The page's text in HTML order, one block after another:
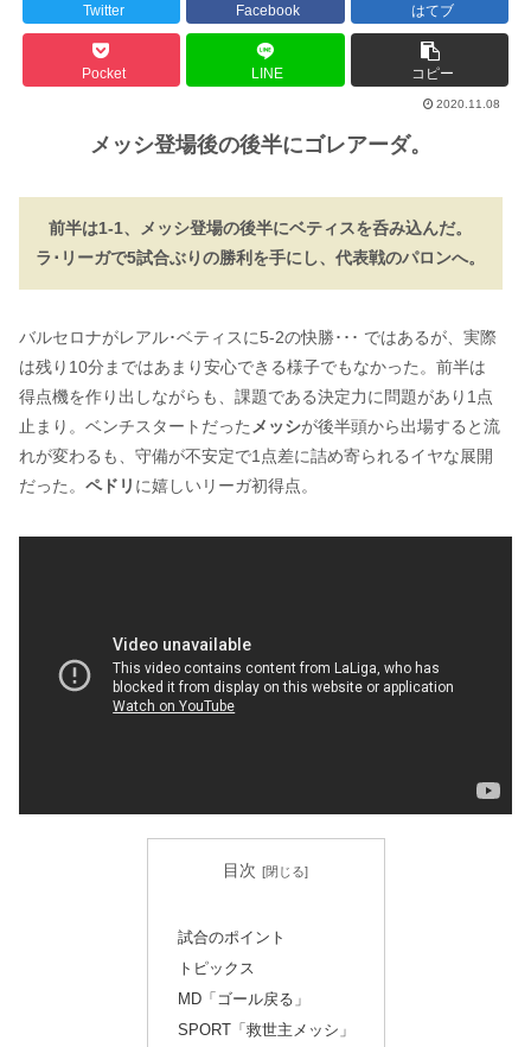
Twitter Facebook はてブ
Pocket LINE コピー
2020.11.08
メッシ登場後の後半にゴレアーダ。
前半は1-1、メッシ登場の後半にベティスを呑み込んだ。
ラ･リーガで5試合ぶりの勝利を手にし、代表戦のパロンへ。
バルセロナがレアル･ベティスに5-2の快勝･･･ ではあるが、実際
は残り10分まではあまり安心できる様子でもなかった。前半は
得点機を作り出しながらも、課題である決定力に問題があり1点
止まり。ベンチスタートだったメッシが後半頭から出場すると流
れが変わるも、守備が不安定で1点差に詰め寄られるイヤな展開
だった。 ペドリ に嬉しいリーガ初得点。
目次
試合のポイント
トピックス
MD「ゴール戻る」
SPORT「救世主メッシ」